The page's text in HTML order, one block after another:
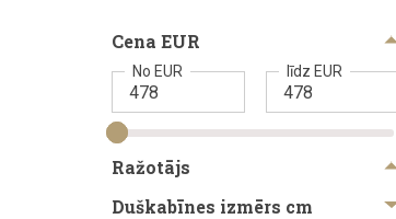
Cena EUR
No EUR līdz EUR
Ražotājs
Duškabīnes izmērs cm